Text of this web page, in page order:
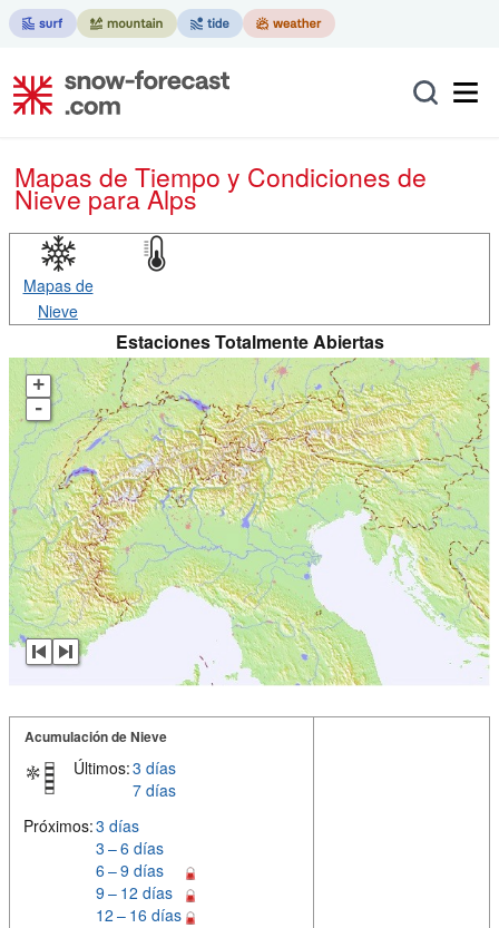
Mapas de Tiempo y Condiciones de
Nievepara Alps
Mapas de
Nieve
Estaciones Totalmente Abiertas
+
-
Acumulación de Nieve
Últimos:3 días
7 días
Próximos:3 días
3 – 6 días
6 – 9 días
9 – 12 días
12 – 16 días